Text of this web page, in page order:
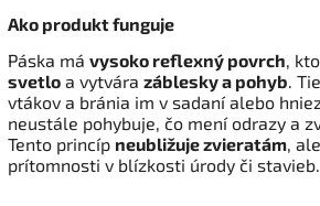
Ako produkt funguje
Páska má vysoko reflexný povrch,
svetlo a vytvára záblesky a pohyb.
vtákov a bránia im v sadaní alebo
neustále pohybuje, čo mení odrazy a
Tento princíp neubližuje zvieratám,
prítomnosti v blízkosti úrody či stavieb.